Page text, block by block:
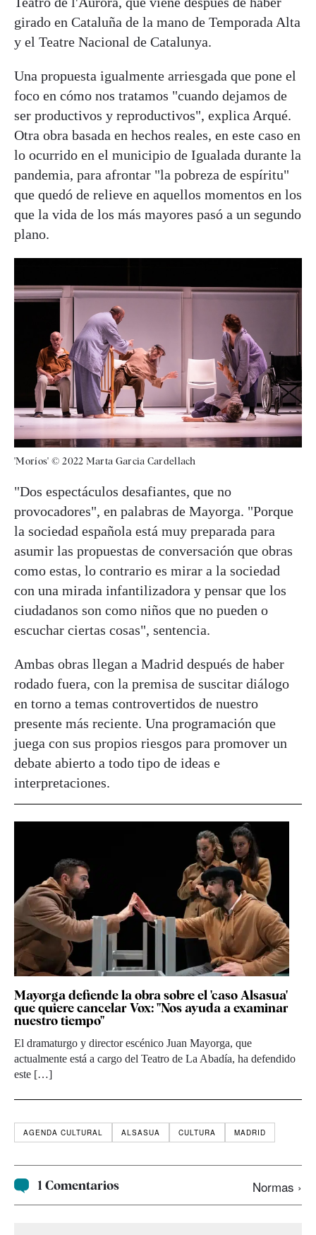
girado en Cataluña de la mano de Temporada Alta
y el Teatre Nacional de Catalunya.
Una propuesta igualmente arriesgada que pone el
foco en cómo nos tratamos "cuando dejamos de
ser productivos y reproductivos", explica Arqué.
Otra obra basada en hechos reales, en este caso en
lo ocurrido en el municipio de Igualada durante la
pandemia, para afrontar "la pobreza de espíritu"
que quedó de relieve en aquellos momentos en los
que la vida de los más mayores pasó a un segundo
plano.
'Moríos' © 2022 Marta Garcia Cardellach
"Dos espectáculos desafiantes, que no
provocadores", en palabras de Mayorga. "Porque
la sociedad española está muy preparada para
asumir las propuestas de conversación que obras
como estas, lo contrario es mirar a la sociedad
con una mirada infantilizadora y pensar que los
ciudadanos son como niños que no pueden o
escuchar ciertas cosas", sentencia.
Ambas obras llegan a Madrid después de haber
rodado fuera, con la premisa de suscitar diálogo
en torno a temas controvertidos de nuestro
presente más reciente. Una programación que
juega con sus propios riesgos para promover un
debate abierto a todo tipo de ideas e
interpretaciones.
Mayorga defiende la obra sobre el 'caso Alsasua'
que quiere cancelar Vox: "Nos ayuda a examinar
nuestro tiempo"
El dramaturgo y director escénico Juan Mayorga, que
actualmente está a cargo del Teatro de La Abadía, ha defendido
este […]
AGENDA CULTURAL ALSASUA CULTURA MADRID
1 Comentarios Normas ›